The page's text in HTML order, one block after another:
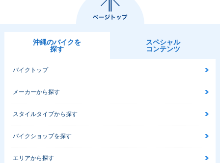
沖縄のバイクを
探す
スペシャル
コンテンツ
バイクトップ
メーカーから探す
スタイルタイプから探す
バイクショップを探す
エリアから探す